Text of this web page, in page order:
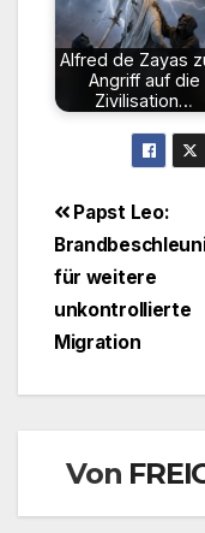
Alfred de Zayas
Angriff auf die
Zivilisation…
Papst Leo:
für weitere
unkontrollierte
Migration
Von